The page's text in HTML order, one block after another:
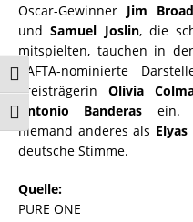
Umschalten auf hohe
Schrift vergrößern
Oscar-Gewinner Jim
undSamuel Joslin, die
mitspielten, tauchen in
BAFTA-nominierte
Preisträgerin Olivia
Antonio Banderas ein.
niemand anderes als Elyas
deutsche Stimme.
Quelle:
PURE ONE